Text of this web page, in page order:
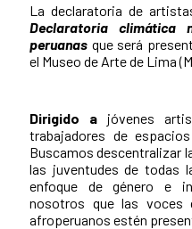
La declaratoria de
Declaratoria climática
peruanas que será
el Museo de Arte de Lima
Dirigido a jóvenes
trabajadores de
Buscamos descentralizar
las juventudes de todas
enfoque de género e
nosotros que las voces
afroperuanos estén